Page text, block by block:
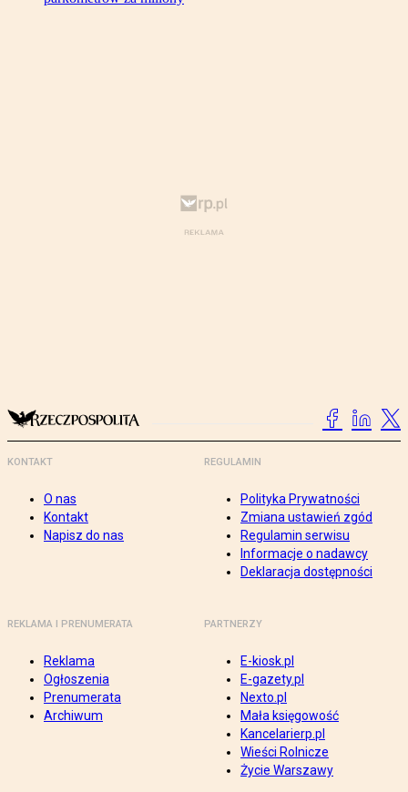
KONTAKT
O nas
Kontakt
Napisz do nas
REGULAMIN
Polityka Prywatności
Zmiana ustawień zgód
Regulamin serwisu
Informacje o nadawcy
Deklaracja dostępności
REKLAMA I PRENUMERATA
Reklama
Ogłoszenia
Prenumerata
Archiwum
PARTNERZY
E-kiosk.pl
E-gazety.pl
Nexto.pl
Mała księgowość
Kancelarierp.pl
Wieści Rolnicze
Życie Warszawy